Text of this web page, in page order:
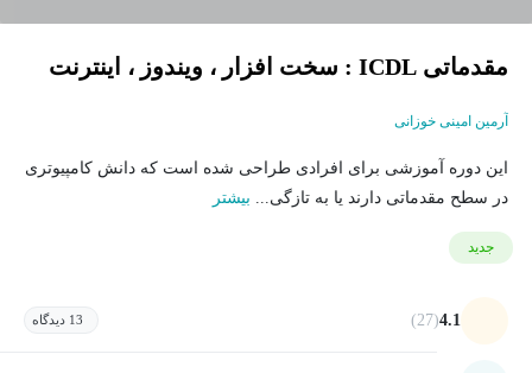
مقدماتی ICDL : سخت افزار ، ویندوز ، اینترنت
آرمین امینی خوزانی
این دوره آموزشی برای افرادی طراحی شده است که دانش کامپیوتری
در سطح مقدماتی دارند یا به تازگی... بیشتر
جدید
4.1
(27) 13 دیدگاه